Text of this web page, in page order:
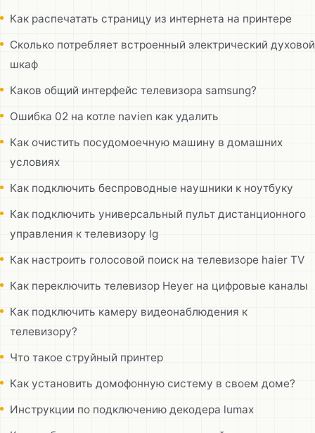
Как распечатать страницу из интернета на принтере
Сколько потребляет встроенный электрический духовой
шкаф
Каков общий интерфейс телевизора samsung?
Ошибка 02 на котле navien как удалить
Как очистить посудомоечную машину в домашних
условиях
Как подключить беспроводные наушники к ноутбуку
Как подключить универсальный пульт дистанционного
управления к телевизору lg
Как настроить голосовой поиск на телевизоре haier TV
Как переключить телевизор Heyer на цифровые каналы
Как подключить камеру видеонаблюдения к
телевизору?
Что такое струйный принтер
Как установить домофонную систему в своем доме?
Инструкции по подключению декодера lumax